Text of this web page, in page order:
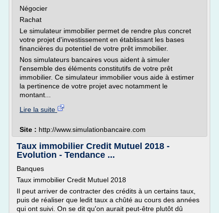
Négocier
Rachat
Le simulateur immobilier permet de rendre plus concret
votre projet d'investissement en établissant les bases
financières du potentiel de votre prêt immobilier.
Nos simulateurs bancaires vous aident à simuler
l'ensemble des éléments constitutifs de votre prêt
immobilier. Ce simulateur immobilier vous aide à estimer
la pertinence de votre projet avec notamment le
montant...
Lire la suite
Site : http://www.simulationbancaire.com
Taux immobilier Credit Mutuel 2018 -
Evolution - Tendance ...
Banques
Taux immobilier Credit Mutuel 2018
Il peut arriver de contracter des crédits à un certains taux,
puis de réaliser que ledit taux a chûté au cours des années
qui ont suivi. On se dit qu'on aurait peut-être plutôt dû